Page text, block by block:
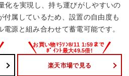
化を実現し、持ち運びがしやすいの
付属しているため、設置の自由度も
源と組み合わせて蓄電可能です。
楽天市場で見る